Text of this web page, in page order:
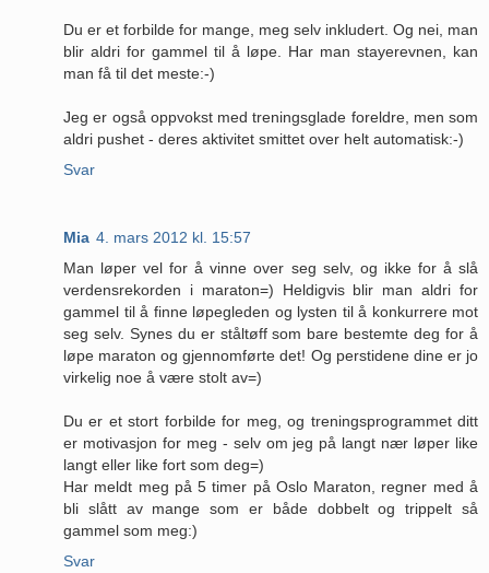
Du er et forbilde for mange, meg selv inkludert. Og nei, man
blir aldri for gammel til å løpe. Har man stayerevnen, kan
man få til det meste:-)
Jeg er også oppvokst med treningsglade foreldre, men som
aldri pushet - deres aktivitet smittet over helt automatisk:-)
Svar
Mia 4. mars 2012 kl. 15:57
Man løper vel for å vinne over seg selv, og ikke for å slå
verdensrekorden i maraton=) Heldigvis blir man aldri for
gammel til å finne løpegleden og lysten til å konkurrere mot
seg selv. Synes du er ståltøff som bare bestemte deg for å
løpe maraton og gjennomførte det! Og perstidene dine er jo
virkelig noe å være stolt av=)
Du er et stort forbilde for meg, og treningsprogrammet ditt
er motivasjon for meg - selv om jeg på langt nær løper like
langt eller like fort som deg=)
Har meldt meg på 5 timer på Oslo Maraton, regner med å
bli slått av mange som er både dobbelt og trippelt så
gammel som meg:)
Svar